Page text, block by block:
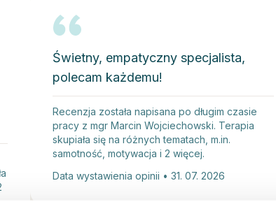
Świetny, empatyczny specjalista,
polecam każdemu!
Recenzja została napisana po długim czasie
pracy z mgr Marcin Wojciechowski. Terapia
skupiała się na różnych tematach, m.in.
samotność, motywacja i 2 więcej.
Data wystawienia opinii • 31. 07. 2026